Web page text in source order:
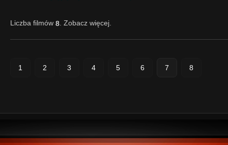
Liczba filmów 8 . Zobacz więcej.
1 2 3 4 5 6 7 8